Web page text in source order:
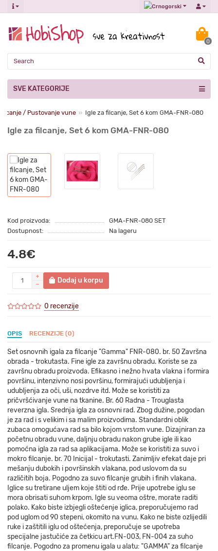
0
SVE KATEGORIJE
/ Pustovanje vune Igle za filcanje, Set 6 kom GMA-FNR-080
Igle za filcanje, Set 6 kom GMA-FNR-080
Kod proizvoda:
GMA-FNR-080 SET
Dostupnost:
Na lageru
4.8€
Dodaj u korpu
0 recenzije
OPIS RECENZIJE (0)
Set osnovnih igala za filcanje "Gamma" FNR-080. br. 50 Završna
obrada - trokutasta. Fine igle za završnu obradu. Koriste se za
završnu obradu proizvoda. Efikasno i nežno hvata vlakna i formira
površinu, intenzivno nosi površinu, formirajući udubljenja i
udubljenja za oči, uši, nozdrve itd. Može se koristiti za
pričvršćivanje vune na tkanine. Br. 60 Radna - Trouglasta
reverzna igla. Srednja igla za osnovni rad. Zbog dužine, pogodan
je za rad i s velikim i sa malim proizvodima. Standardni oblik
zubaca omogućava rad sa bilo kojom vrstom vune. Dizajniran za
početnu obradu vune, daljnju obradu nakon grube igle ili kao
pomoćna igla za rad sa aplikacijama. Može se koristiti za suvo i
mokro filcanje. br. 70 Inicijal - trokutasti. Zanimljiv efekat daje pri
mešanju dubokih i površinskih vlakana, pod uslovom da su
različitih boja. Pogodno za suvo filcanje grubih i finih vlakana.
Iglice su tretirane uljem koje štiti od rđe. Prije upotrebe iglu se
mora obrisati suhom krpom. Igle su veoma oštre, morate raditi
polako. Kako biste izbjegli oštećenje iglica, preporučujemo rad
pod uglom od 90 stepeni, okomito na vunu. Kako ne biste ozlijedili
ruke i zaštitili iglu od oštećenja, preporučuje se upotreba
specijalne jastučiće za četkicu art.FN-003, FN-004 za suho
filcanje. Pogodno za promenu igala u alatu: "GAMMA" za filcanje